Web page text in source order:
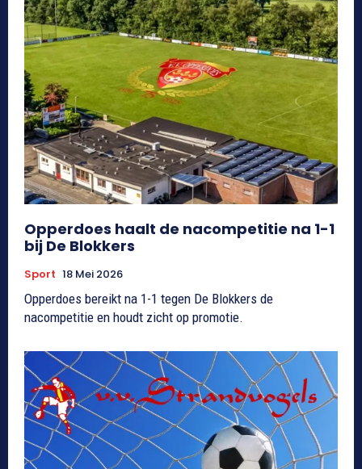
Opperdoes haalt de nacompetitie na 1-1
bij De Blokkers
Sport 18 Mei 2026
Opperdoes bereikt na 1-1 tegen De Blokkers de
nacompetitie en houdt zicht op promotie.